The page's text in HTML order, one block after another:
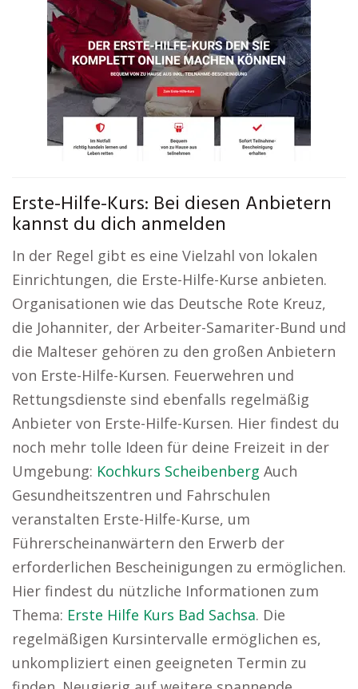
Erste-Hilfe-Kurs: Bei diesen Anbietern
kannst du dich anmelden
In der Regel gibt es eine Vielzahl von lokalen
Einrichtungen, die Erste-Hilfe-Kurse anbieten.
Organisationen wie das Deutsche Rote Kreuz,
die Johanniter, der Arbeiter-Samariter-Bund und
die Malteser gehören zu den großen Anbietern
von Erste-Hilfe-Kursen. Feuerwehren und
Rettungsdienste sind ebenfalls regelmäßig
Anbieter von Erste-Hilfe-Kursen. Hier findest du
noch mehr tolle Ideen für deine Freizeit in der
Umgebung: Kochkurs Scheibenberg Auch
Gesundheitszentren und Fahrschulen
veranstalten Erste-Hilfe-Kurse, um
Führerscheinanwärtern den Erwerb der
erforderlichen Bescheinigungen zu ermöglichen.
Hier findest du nützliche Informationen zum
Thema: Erste Hilfe Kurs Bad Sachsa. Die
regelmäßigen Kursintervalle ermöglichen es,
unkompliziert einen geeigneten Termin zu